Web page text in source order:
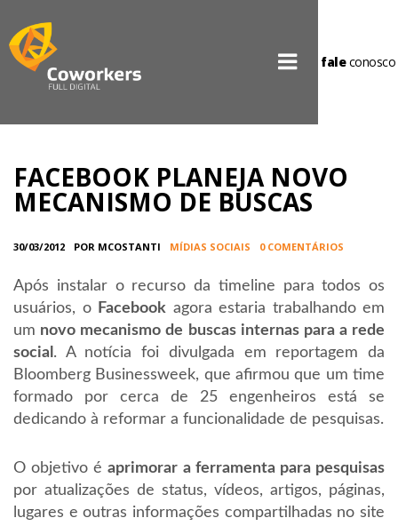
faleconosco
FACEBOOK PLANEJA NOVO
MECANISMO DE BUSCAS
30/03/2012 POR MCOSTANTI MÍDIAS SOCIAIS 0 COMENTÁRIOS
Após instalar o recurso da timeline para todos os
usuários, o
Facebook agora estaria trabalhando em
um novo mecanismo de buscas internas para a rede
social . A notícia foi divulgada em reportagem da
Bloomberg Businessweek, que afirmou que um time
formado por cerca de 25 engenheiros está se
dedicando à reformar a funcionalidade de pesquisas.
O objetivo éaprimorar a ferramenta para pesquisas
por atualizações de status, vídeos, artigos, páginas,
lugares e outras informações compartilhadas no site